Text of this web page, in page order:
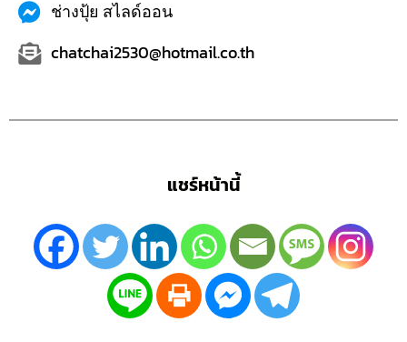
ช่างปุ้ย สไลด์ออน
chatchai2530@hotmail.co.th
แชร์หน้านี้